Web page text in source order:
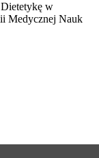
w
Medycznej Nauk